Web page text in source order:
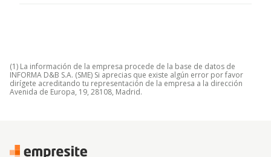
(1) La información de la empresa procede de la base de datos de
INFORMA D&B S.A. (SME) Si aprecias que existe algún error por favor
dirígete acreditando tu representación de la empresa a la dirección
Avenida de Europa, 19, 28108, Madrid.